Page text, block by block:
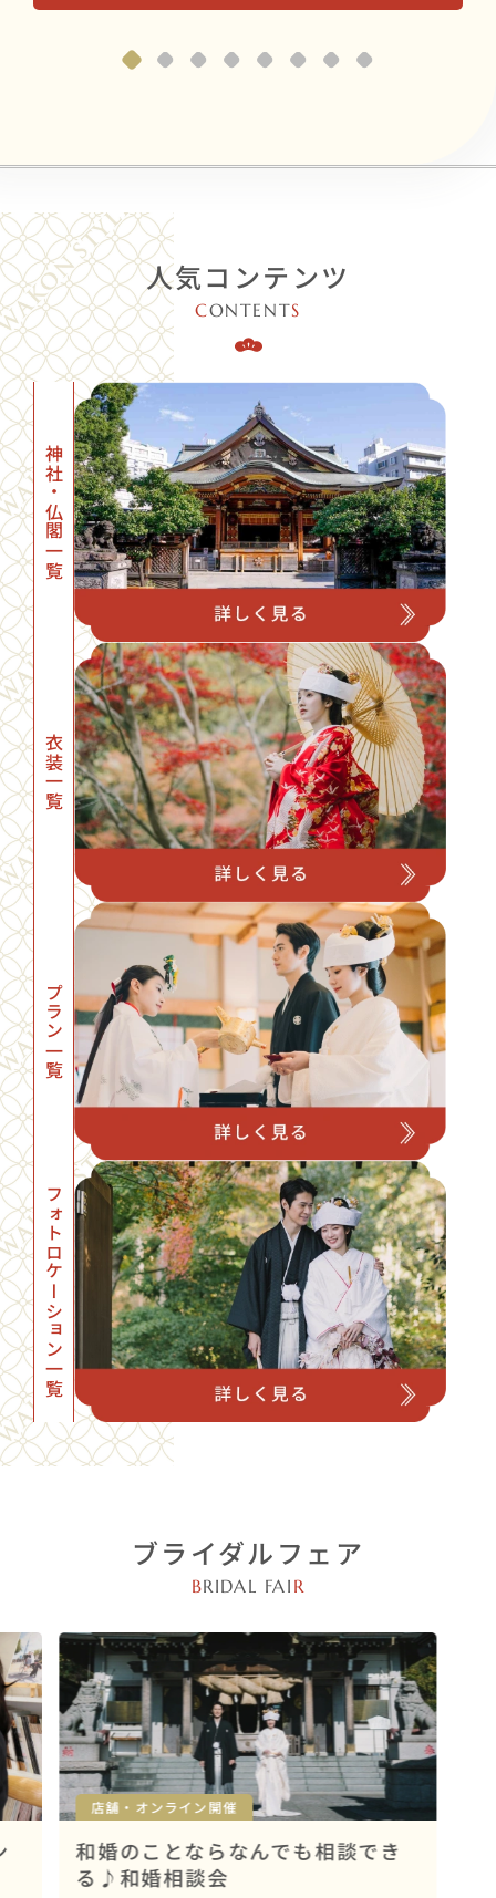
人気コンテンツ
CONTENTS
神社・仏閣一覧
衣装一覧
プラン一覧
フォトロケーション一覧
ブライダルフェア
BRIDAL FAI R
店舗・オンライン開催
和婚のことならなんでも相談でき
る♪和婚相談会